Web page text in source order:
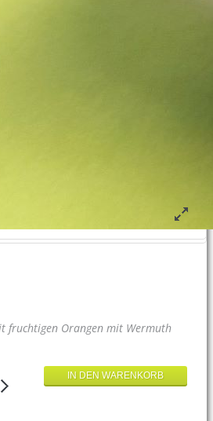
fruchtigen Orangen mit Wermuth